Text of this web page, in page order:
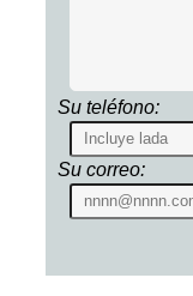
Su teléfono:
Su correo: